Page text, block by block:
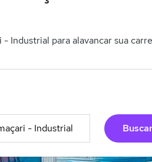
Industrial para alavancar sua